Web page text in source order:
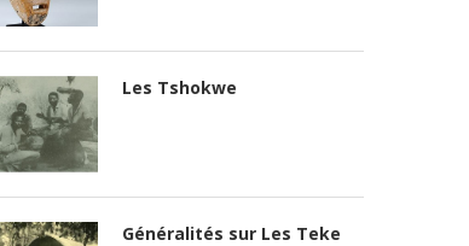
Les Tshokwe
Généralités sur Les Teke